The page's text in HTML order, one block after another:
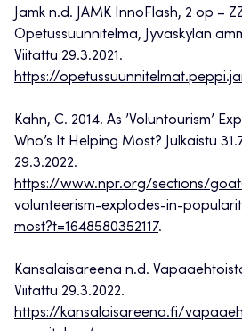
Jamk n.d. JAMK InnoFlash, 2 op –
Opetussuunnitelma, Jyväskylän
Viitattu 29.3.2021.
https://
Kahn, C. 2014. As ’Voluntourism’
Who’s It Helping Most? Julkaistu
29.3.2022.
https://www.npr.org/sections/
volunteerism-explodes-in-
most?t=1648580352117.
Kansalaisareena n.d.
Viitattu 29.3.2022.
https://kansalaisareena.fi/